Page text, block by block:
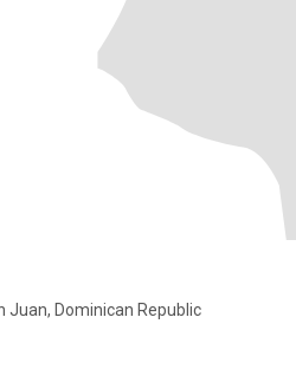
Juan, Dominican Republic